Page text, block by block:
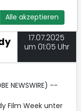
17.07.2025
um 01:05 Uhr
NEWSWIRE) --
Film Week unter
Alle akzeptieren